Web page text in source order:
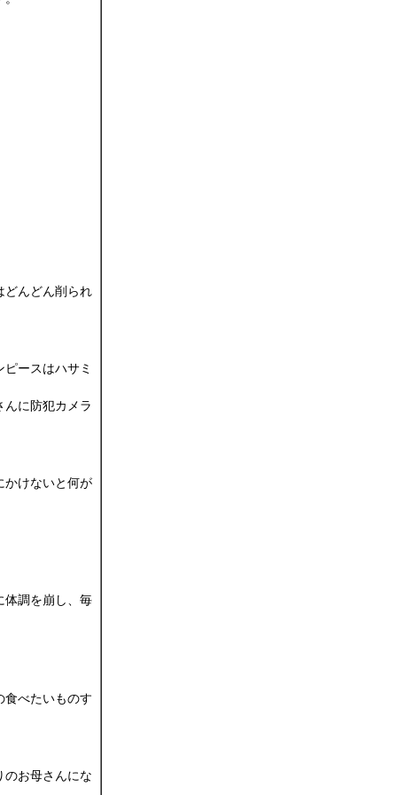
どんどん削られ
ースはハサミ
に防犯カメラ
かけないと何が
体調を崩し、毎
食べたいものす
のお母さんにな